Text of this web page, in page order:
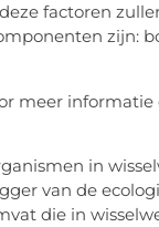
factoren
zijn:
meer informatie
in
van de
die in